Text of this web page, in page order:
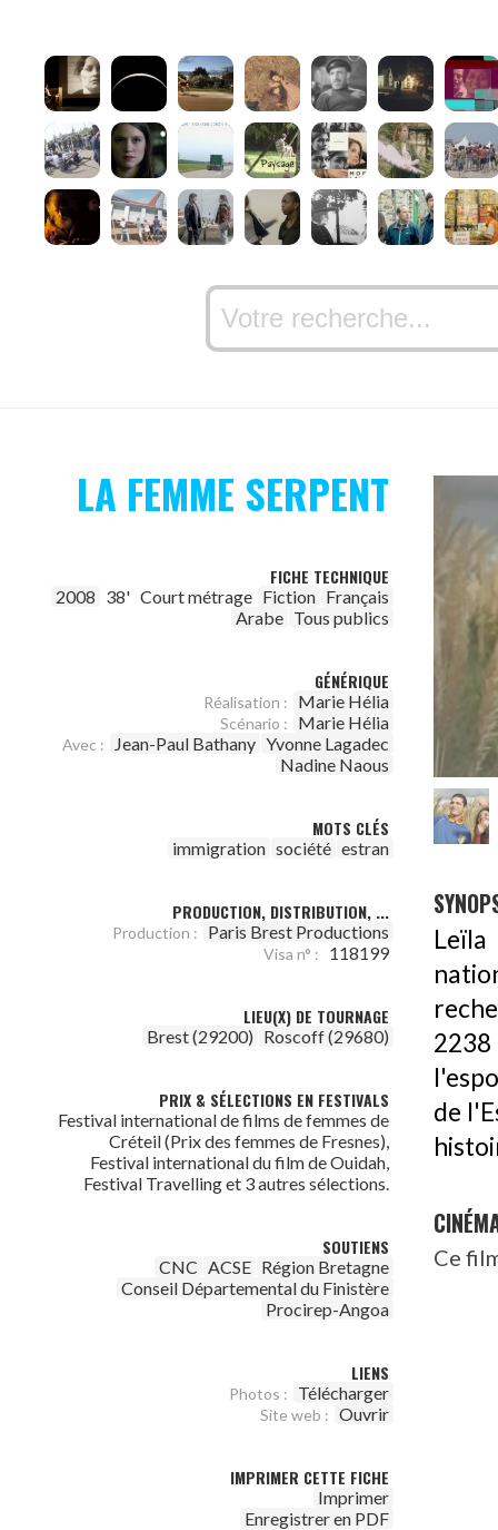
LA FEMME SERPENT
FICHE TECHNIQUE
2008 38' Court métrage Fiction Français
Arabe Tous publics
GÉNÉRIQUE
Réalisation : Marie Hélia
Scénario : Marie Hélia
Avec : Jean-Paul Bathany Yvonne Lagadec
Nadine Naous
MOTS CLÉS
immigration société estran
PRODUCTION, DISTRIBUTION, ...
Production : Paris Brest Productions
Visa n° : 118199
LIEU(X) DE TOURNAGE
Brest (29200) Roscoff (29680)
PRIX & SÉLECTIONS EN FESTIVALS
Festival international de films de femmes de
Créteil (Prix des femmes de Fresnes),
Festival international du film de Ouidah,
Festival Travelling et 3 autres sélections.
SOUTIENS
CNC ACSE Région Bretagne
Conseil Départemental du Finistère
Procirep-Angoa
LIENS
Photos : Télécharger
Site web : Ouvrir
IMPRIMER CETTE FICHE
Imprimer
Enregistrer en PDF
de
Ce